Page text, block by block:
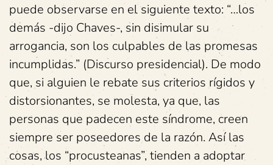
puede observarse en el siguiente texto: “…los
demás -dijo Chaves-, sin disimular su
arrogancia, son los culpables de las promesas
incumplidas.” (Discurso presidencial). De modo
que, si alguien le rebate sus criterios rígidos y
distorsionantes, se molesta, ya que, las
personas que padecen este síndrome, creen
siempre ser poseedores de la razón. Así las
cosas, los “procusteanas”, tienden a adoptar